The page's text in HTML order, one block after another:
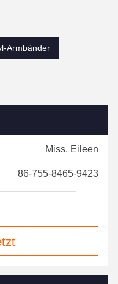
Armbänder
Miss. Eileen
86-755-8465-9423